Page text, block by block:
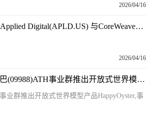
2026/04/16
信息:Needham力挺Applied Digital(APLD.US) 与CoreWeave租约调整有望降低资本成本
2026/04/16
焦点短讯！阿里巴巴(09988)ATH事业群推出开放式世界模型产品HappyOyster
业群推出开放式世界模型产品HappyOyster,事